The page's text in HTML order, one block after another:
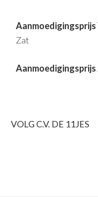
Zat
Aanmoedigingsprijs
PRIMAIRE
VOLG C.V. DE 11JES